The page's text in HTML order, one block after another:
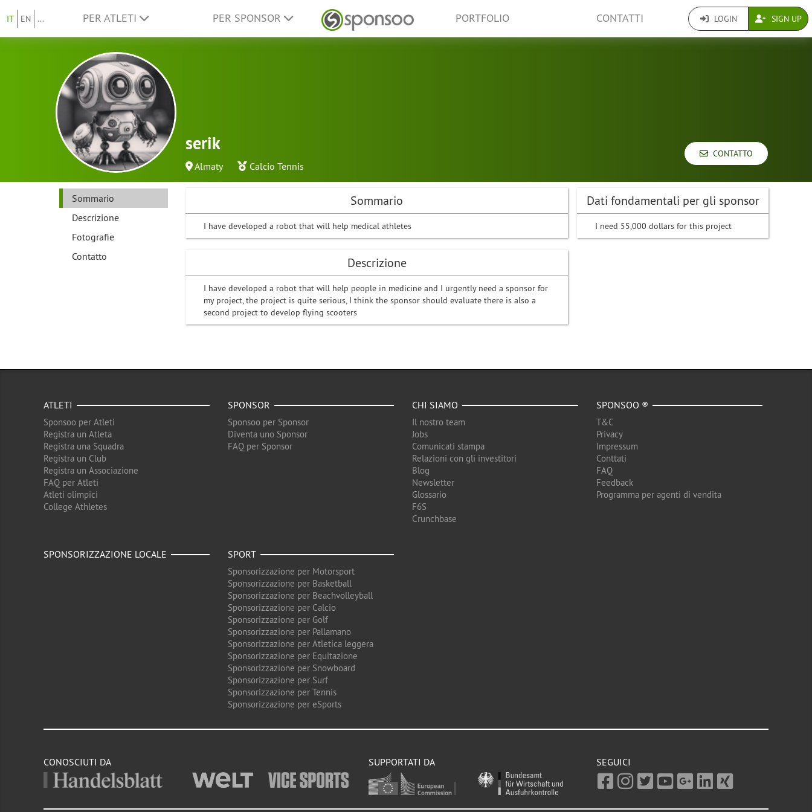
IT EN ... PER ATLETI PER SPONSOR PORTFOLIO CONTATTI LOGIN SIGN UP
serik
Almaty Calcio Tennis
CONTATTO
Sommario
Descrizione
Fotografie
Contatto
Sommario
I have developed a robot that will help medical athletes
Descrizione
I have developed a robot that will help people in medicine and I urgently need a sponsor for
my project, the project is quite serious, I think the sponsor should evaluate there is also a
second project to develop flying scooters
Dati fondamentali per gli sponsor
I need 55,000 dollars for this project
ATLETI
Sponsoo per Atleti
Registra un Atleta
Registra una Squadra
Registra un Club
Registra un Associazione
FAQ per Atleti
Atleti olimpici
College Athletes
SPONSOR
Sponsoo per Sponsor
Diventa uno Sponsor
FAQ per Sponsor
CHI SIAMO
Il nostro team
Jobs
Comunicati stampa
Relazioni con gli investitori
Blog
Newsletter
Glossario
F6S
Crunchbase
SPONSOO ®
T&C
Privacy
Impressum
Conttati
FAQ
Feedback
Programma per agenti di vendita
SPONSORIZZAZIONE LOCALE SPORT
Sponsorizzazione per Motorsport
Sponsorizzazione per Basketball
Sponsorizzazione per Beachvolleyball
Sponsorizzazione per Calcio
Sponsorizzazione per Golf
Sponsorizzazione per Pallamano
Sponsorizzazione per Atletica leggera
Sponsorizzazione per Equitazione
Sponsorizzazione per Snowboard
Sponsorizzazione per Surf
Sponsorizzazione per Tennis
Sponsorizzazione per eSports
CONOSCIUTI DA SUPPORTATI DA SEGUICI